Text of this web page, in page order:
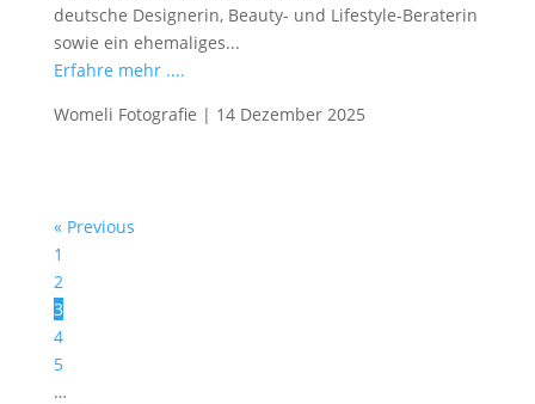
deutsche Designerin, Beauty- und Lifestyle-Beraterin
sowie ein ehemaliges...
Erfahre mehr ....
Womeli Fotografie | 14 Dezember 2025
« Previous
1
2
3
4
5
…